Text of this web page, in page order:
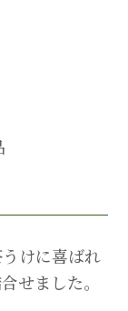
けに喜ばれ
せました。